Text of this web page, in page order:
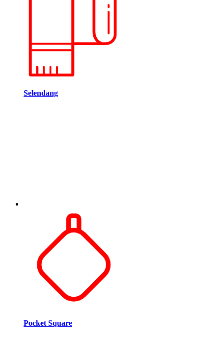
Selendang
Pocket Square